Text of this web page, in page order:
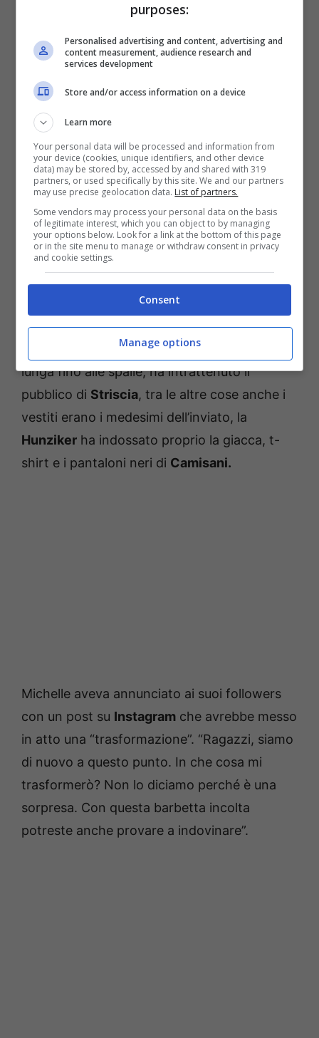
Michelle Hunziker spiazza
tutti
Con tanto di barba, baffi e parrucca scura
lunga fino alle spalle, ha intrattenuto il
pubblico di Striscia, tra le altre cose anche i
vestiti erano i medesimi dell’inviato, la
Hunziker ha indossato proprio la giacca, t-
shirt e i pantaloni neri di Camisani.
Michelle aveva annunciato ai suoi followers
con un post su Instagram che avrebbe messo
in atto una “trasformazione”. “Ragazzi, siamo
di nuovo a questo punto. In che cosa mi
trasformerò? Non lo diciamo perché è una
sorpresa. Con questa barbetta incolta
potreste anche provare a indovinare”.
purposes:
Personalised advertising and content, advertising and
content measurement, audience research and
services development
Store and/or access information on a device
Learn more
Your personal data will be processed and information from
your device (cookies, unique identifiers, and other device
data) may be stored by, accessed by and shared with 319
partners, or used specifically by this site. We and our partners
may use precise geolocation data. List of partners.
Some vendors may process your personal data on the basis
of legitimate interest, which you can object to by managing
your options below. Look for a link at the bottom of this page
or in the site menu to manage or withdraw consent in privacy
and cookie settings.
Consent
Manage options